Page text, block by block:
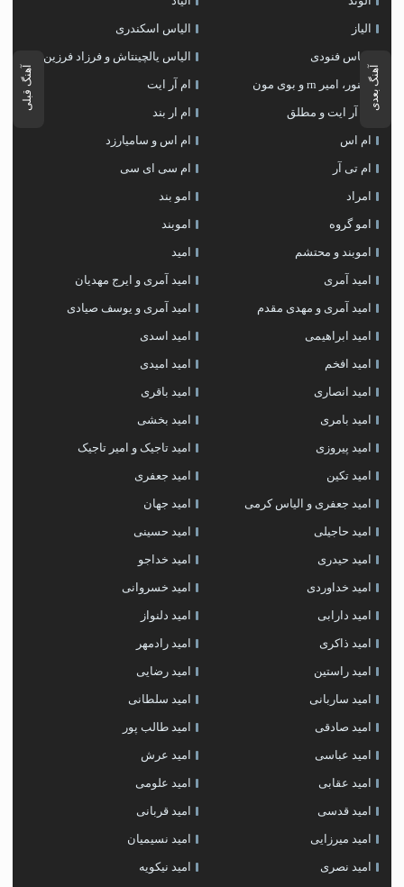
آهنگ بعدی آهنگ قبلی
الیاز الیاس اسکندری
الیاس فنودی الیاس یالچینتاش و فرزاد فرزین
الینور، امیر rn و بوی مون ام آر ایت
ام آر ایت و مطلق ام‌ ار بند
ام اس ام اس و سامیارزد
ام تی آر ام سی ای سی
امراد امو بند
امو گروه اموبند
اموبند و محتشم امید
امید آمری امید آمری و ایرج مهدیان
امید آمری و مهدی مقدم امید آمری و یوسف صیادی
امید ابراهیمی امید اسدی
امید افخم امید امیدی
امید انصاری امید باقری
امید بامری امید بخشی
امید پیروزی امید تاجیک و امیر تاجیک
امید تکین امید جعفری
امید جعفری و الیاس کرمی امید جهان
امید حاجیلی امید حسینی
امید حیدری امید خداجو
امید خداوردی امید خسروانی
امید دارابی امید دلنواز
امید ذاکری امید رادمهر
امید راستین امید رضایی
امید ساربانی امید سلطانی
امید صادقی امید طالب پور
امید عباسی امید عرش
امید عقابی امید علومی
امید قدسی امید قربانی
امید میرزایی امید نسیمیان
امید نصری امید نیکویه